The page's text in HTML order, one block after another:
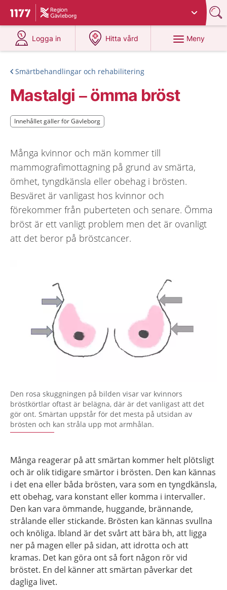
Till startsidan för 1177
Du har valt region
Logga in
på 1177.se
Hitta vård
på 1177.se
Meny
Smärtbehandlingar och rehabilitering
Mastalgi – ömma bröst
Innehållet gäller för Gävleborg
Innehållet gäller för Gävleborg
Många kvinnor och män kommer till
mammografimottagning på grund av smärta,
ömhet, tyngdkänsla eller obehag i brösten.
Besväret är vanligast hos kvinnor och
förekommer från puberteten och senare. Ömma
bröst är ett vanligt problem men det är ovanligt
att det beror på bröstcancer.
Den rosa skuggningen på bilden visar var kvinnors
bröstkörtlar oftast är belägna, där är det vanligast att det
gör ont. Smärtan uppstår för det mesta på utsidan av
brösten och kan stråla upp mot armhålan.
Många reagerar på att smärtan kommer helt plötsligt
och är olik tidigare smärtor i brösten. Den kan kännas
i det ena eller båda brösten, vara som en tyngdkänsla,
ett obehag, vara konstant eller komma i intervaller.
Den kan vara ömmande, huggande, brännande,
strålande eller stickande. Brösten kan kännas svullna
och knöliga. Ibland är det svårt att bära bh, att ligga
ner på magen eller på sidan, att idrotta och att
kramas. Det kan göra ont så fort någon rör vid
bröstet. En del känner att smärtan påverkar det
dagliga livet.